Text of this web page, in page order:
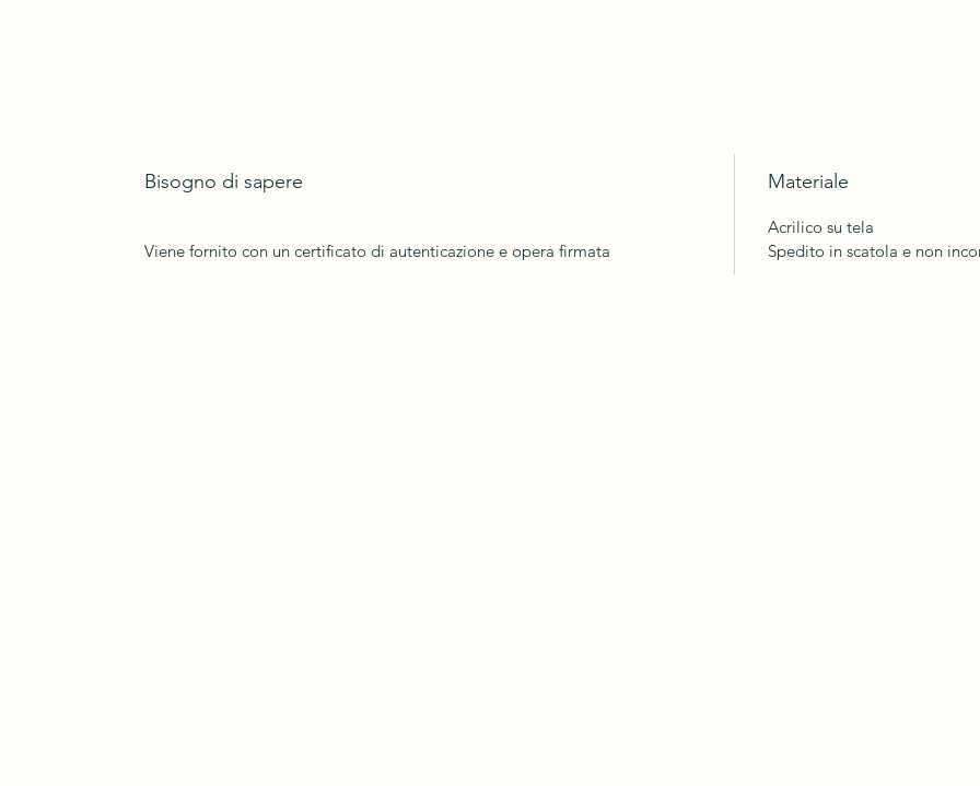
Bisogno di sapere
Viene fornito con un certificato di autenticazione e opera firmata
Materiale
Acrilico su tela
Spedito in scatola e non